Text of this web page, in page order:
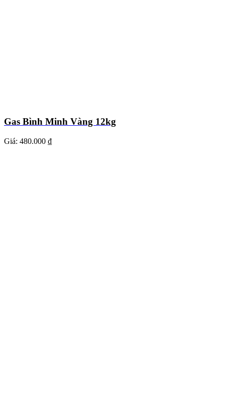
Gas Bình Minh Vàng 12kg
Giá: 480.000 ₫